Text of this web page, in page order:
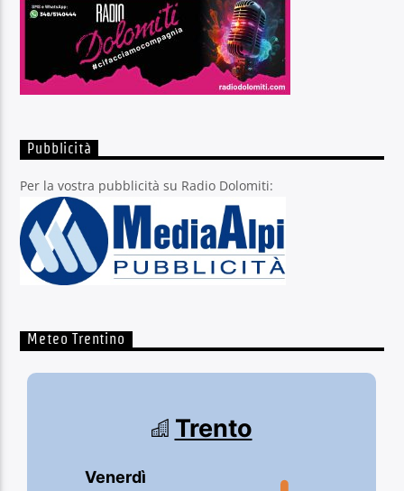
Pubblicità
Per la vostra pubblicità su Radio Dolomiti:
Meteo Trentino